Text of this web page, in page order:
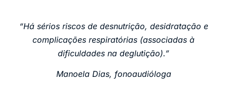
“Há sérios riscos de desnutrição, desidratação e
complicações respiratórias (associadas à
dificuldades na deglutição).”
Manoela Dias, fonoaudióloga